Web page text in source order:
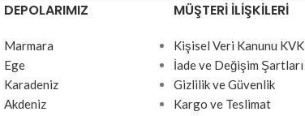
DEPOLARIMIZ
Marmara
Ege
Karadeniz
Akdeniz
MÜŞTERI İLIŞKILERI
Kişisel Veri Kanunu KVK
İade ve Değişim Şartları
Gizlilik ve Güvenlik
Kargo ve Teslimat